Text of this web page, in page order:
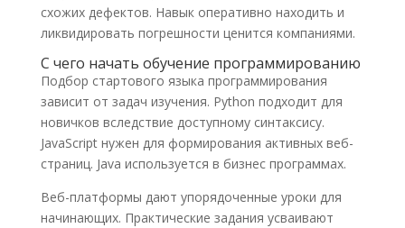
схожих дефектов. Навык оперативно находить и
ликвидировать погрешности ценится компаниями.
С чего начать обучение программированию
Подбор стартового языка программирования
зависит от задач изучения. Python подходит для
новичков вследствие доступному синтаксису.
JavaScript нужен для формирования активных веб-
страниц. Java используется в бизнес программах.
Веб-платформы дают упорядоченные уроки для
начинающих. Практические задания усваивают